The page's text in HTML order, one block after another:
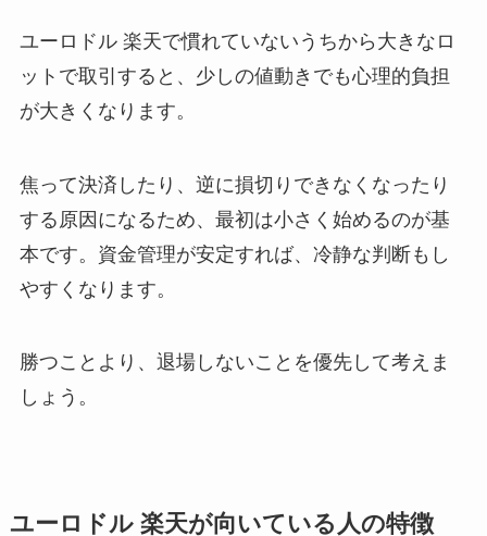
ユーロドル 楽天で慣れていないうちから大きなロ
ットで取引すると、少しの値動きでも心理的負担
が大きくなります。
焦って決済したり、逆に損切りできなくなったり
する原因になるため、最初は小さく始めるのが基
本です。資金管理が安定すれば、冷静な判断もし
やすくなります。
勝つことより、退場しないことを優先して考えま
しょう。
ユーロドル 楽天が向いている人の特徴